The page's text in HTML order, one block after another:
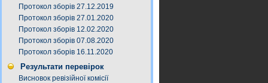
Протокол зборів 27.12.2019
Протокол зборів 27.01.2020
Протокол зборів 12.02.2020
Протокол зборів 07.08.2020
Протокол зборів 16.11.2020
Результати перевірок
Висновок ревізійної комісії